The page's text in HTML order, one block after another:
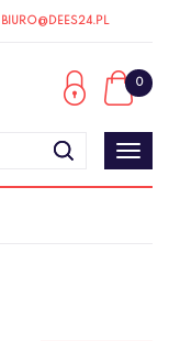
BIURO@DEES24.PL
0